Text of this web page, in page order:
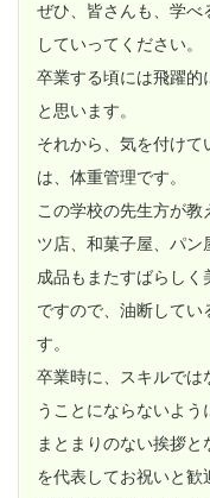
ぜひ、皆さんも、学べ
していってください。
卒業する頃には飛躍的
と思います。
それから、気を付け
は、体重管理です。
この学校の先生方が教
ツ店、和菓子屋、パ
成品もまたすばらしく
ですので、油断してい
す。
卒業時に、スキルでは
うことにならないよう
まとまりのない挨拶
を代表してお祝いと歓